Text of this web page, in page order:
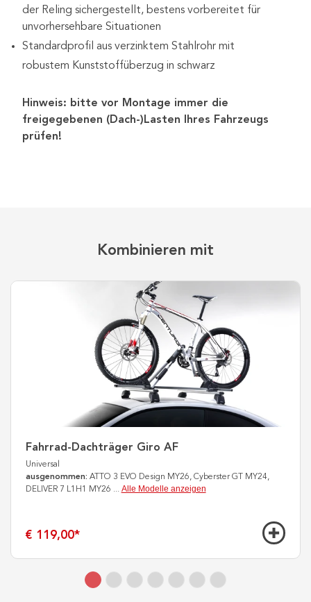
der Reling sichergestellt, bestens vorbereitet für
unvorhersehbare Situationen
Standardprofil aus verzinktem Stahlrohr mit
robustem Kunststoffüberzug in schwarz
Hinweis: bitte vor Montage immer die
freigegebenen (Dach-)Lasten Ihres Fahrzeugs
prüfen!
Kombinieren mit
Fahrrad-Dachträger Giro AF
Universal
ausgenommen: ATTO 3 EVO Design MY26, Cyberster GT MY24,
DELIVER 7 L1H1 MY26 ... Alle Modelle anzeigen
€ 119,00*